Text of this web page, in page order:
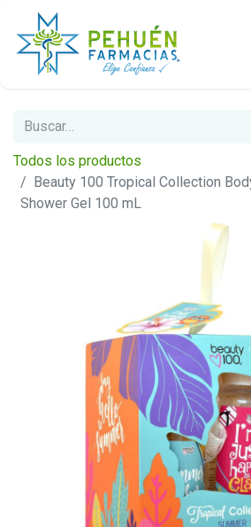
Todos los productos
Beauty 100 Tropical Collection
Shower Gel 100 mL